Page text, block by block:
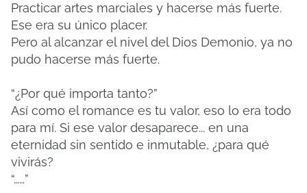
Practicar artes marciales y hacerse más fuerte.
Ese era su único placer.
Pero al alcanzar el nivel del Dios Demonio, ya no
pudo hacerse más fuerte.
“¿Por qué importa tanto?”
Así como el romance es tu valor, eso lo era todo
para mí. Si ese valor desaparece... en una
eternidad sin sentido e inmutable, ¿para qué
vivirás?
“……”